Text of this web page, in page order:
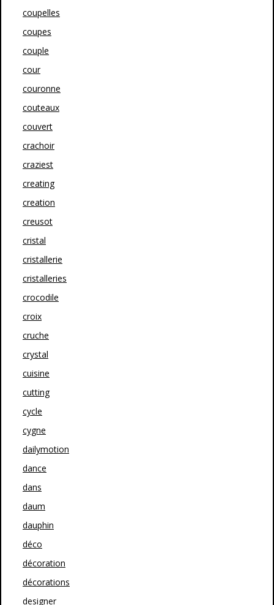
coupelles
coupes
couple
cour
couronne
couteaux
couvert
crachoir
craziest
creating
creation
creusot
cristal
cristallerie
cristalleries
crocodile
croix
cruche
crystal
cuisine
cutting
cycle
cygne
dailymotion
dance
dans
daum
dauphin
déco
décoration
décorations
designer